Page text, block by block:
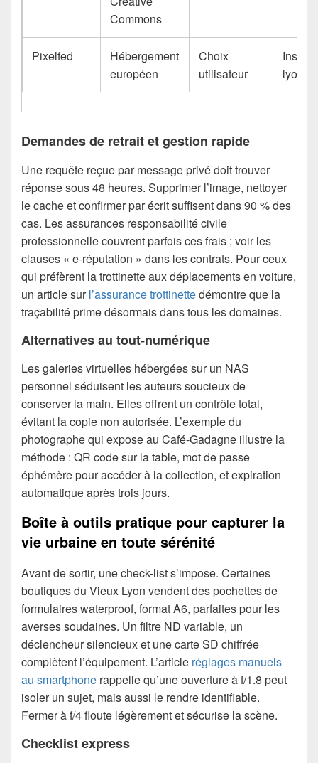
Commons
Pixelfed
Hébergement
européen
Choix
utilisateur
Demandes de retrait et gestion rapide
Une requête reçue par message privé doit trouver
réponse sous 48 heures. Supprimer l’image, nettoyer
le cache et confirmer par écrit suffisent dans 90 % des
cas. Les assurances responsabilité civile
professionnelle couvrent parfois ces frais ; voir les
clauses « e-réputation » dans les contrats. Pour ceux
qui préfèrent la trottinette aux déplacements en voiture,
un article surl’assurance trottinettedémontre que la
traçabilité prime désormais dans tous les domaines.
Alternatives au tout-numérique
Les galeries virtuelles hébergées sur un NAS
personnel séduisent les auteurs soucieux de
conserver la main. Elles offrent un contrôle total,
évitant la copie non autorisée. L’exemple du
photographe qui expose au Café-Gadagne illustre la
méthode : QR code sur la table, mot de passe
éphémère pour accéder à la collection, et expiration
automatique après trois jours.
Boîte à outils pratique pour capturer la
vie urbaine en toute sérénité
Avant de sortir, une check-list s’impose. Certaines
boutiques du Vieux Lyon vendent des pochettes de
formulaires waterproof, format A6, parfaites pour les
averses soudaines. Un filtre ND variable, un
déclencheur silencieux et une carte SD chiffrée
complètent l’équipement. L’article réglages manuels
au smartphone rappelle qu’une ouverture à f/1.8 peut
isoler un sujet, mais aussi le rendre identifiable.
Fermer à f/4 floute légèrement et sécurise la scène.
Checklist express